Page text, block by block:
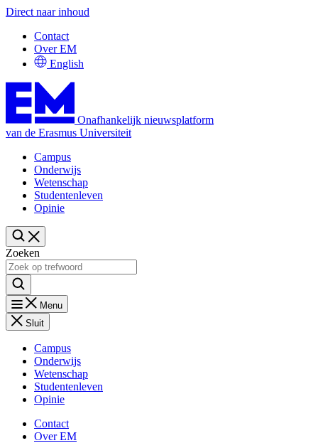
Direct naar inhoud
Contact
Over EM
English
Onafhankelijk nieuwsplatform
van de Erasmus Universiteit
Campus
Onderwijs
Wetenschap
Studentenleven
Opinie
Zoeken
Menu
Sluit
Campus
Onderwijs
Wetenschap
Studentenleven
Opinie
Contact
Over EM